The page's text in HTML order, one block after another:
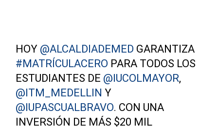
HOY @ALCALDIADEMED GARANTIZA
#MATRÍCULACERO PARA TODOS LOS
ESTUDIANTES DE @IUCOLMAYOR,
@ITM_MEDELLIN Y
@IUPASCUALBRAVO. CON UNA
INVERSIÓN DE MÁS $20 MIL